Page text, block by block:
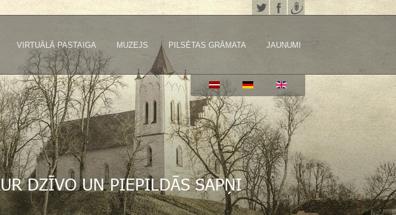
VIRTUĀLĀ PASTAIGA MUZEJS PILSĒTAS GRĀMATA JAUNUMI